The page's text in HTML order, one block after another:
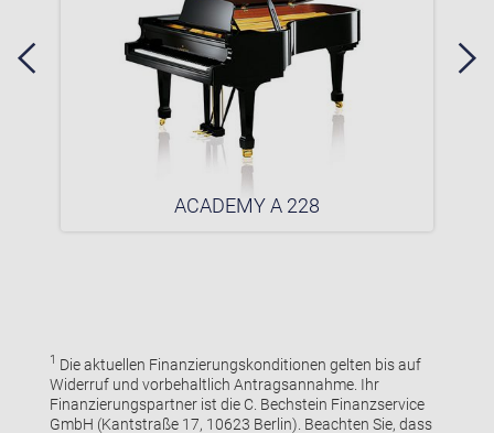
ACADEMY A 228
1 Die aktuellen Finanzierungskonditionen gelten bis auf
Widerruf und vorbehaltlich Antragsannahme. Ihr
Finanzierungspartner ist die C. Bechstein Finanzservice
GmbH (Kantstraße 17, 10623 Berlin). Beachten Sie, dass